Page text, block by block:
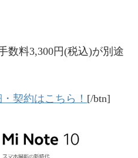
数料3,300円(税込)が別途
契約はこちら！ [/btn]